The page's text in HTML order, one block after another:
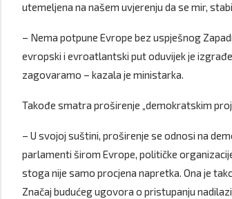
utemeljena na našem uvjerenju da se mir,
– Nema potpune Evrope bez uspješnog
evropski i evroatlantski put oduvijek je
zagovaramo – kazala je ministarka.
Takođe smatra proširenje „demokratskim
– U svojoj suštini, proširenje se odnosi na
parlamenti širom Evrope, političke
stoga nije samo procjena napretka. Ona je
Značaj budućeg ugovora o pristupanju